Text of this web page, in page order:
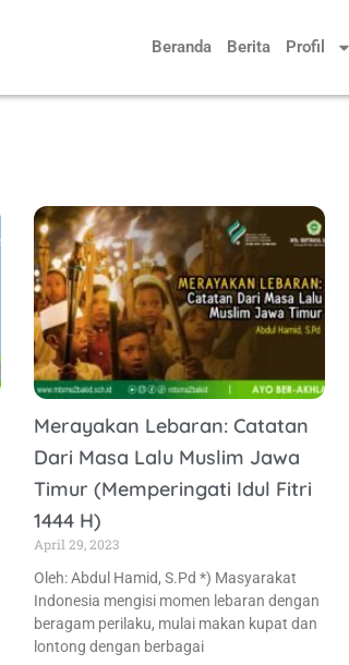
Beranda Berita Profil
Merayakan Lebaran: Catatan
Dari Masa Lalu Muslim Jawa
Timur (Memperingati Idul Fitri
1444 H)
April 29, 2023
Oleh: Abdul Hamid, S.Pd *) Masyarakat
Indonesia mengisi momen lebaran dengan
beragam perilaku, mulai makan kupat dan
lontong dengan berbagai